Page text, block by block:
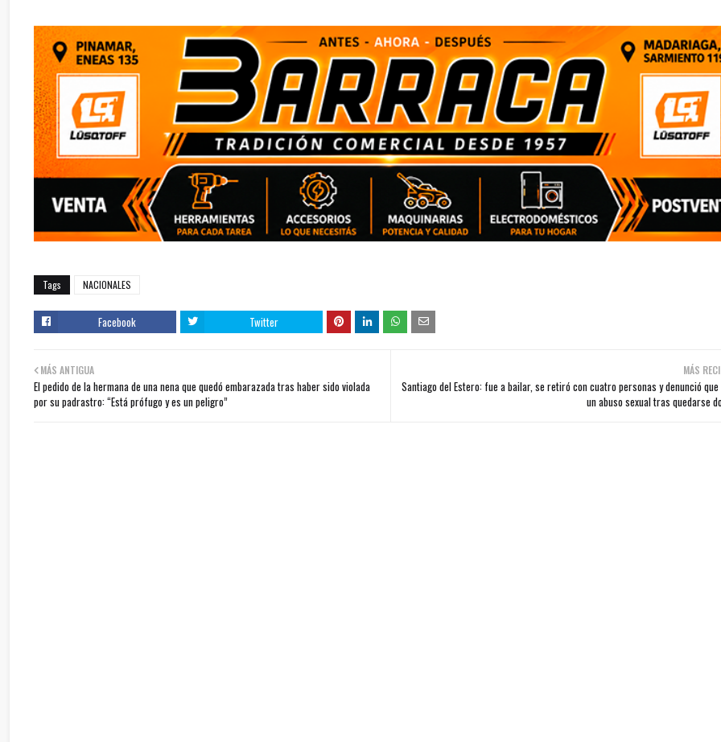
Tags NACIONALES
Facebook Twitter
MÁS
Santiago del Estero: fue a bailar, se retiró con cuatro personas y denunció
un abuso sexual tras quedarse
MÁS ANTIGUA
El pedido de la hermana de una nena que quedó embarazada tras haber sido violada
por su padrastro: “Está prófugo y es un peligro”